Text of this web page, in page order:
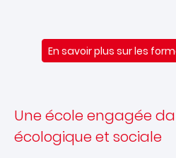
En savoir plus sur les
Une école engagée
écologique et sociale